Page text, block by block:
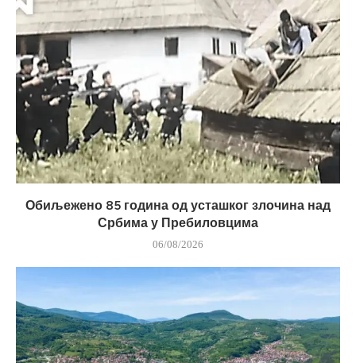
Обиљежено 85 година од усташког злочина над
Србима у Пребиловцима
06/08/2026